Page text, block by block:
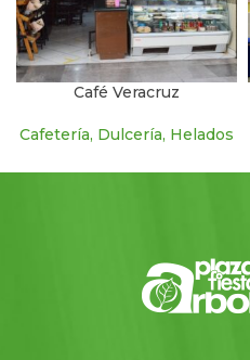
Café Veracruz
Cafetería, Dulcería, Helados